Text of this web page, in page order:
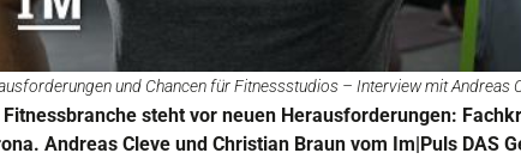
und Chancen für Fitnessstudios – Interview mit Andreas
Fitnessbranche steht vor neuen Herausforderungen:
Andreas Cleve und Christian Braun vom Im|Puls